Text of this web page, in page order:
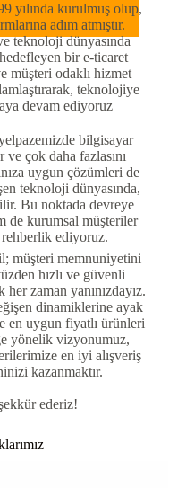
yılında kurulmuş olup,
adım atmıştır.
teknoloji dünyasında
bir e-ticaret
müşteri odaklı hizmet
teknolojiye
devam ediyoruz
bilgisayar
ve çok daha fazlasını
uygun çözümleri de
teknoloji dünyasında,
Bu noktada devreye
de kurumsal müşteriler
ediyoruz.
müşteri memnuniyetini
hızlı ve güvenli
zaman yanınızdayız.
dinamiklerine ayak
en uygun fiyatlı ürünleri
yönelik vizyonumuz,
en iyi alışveriş
kazanmaktır.
ederiz!